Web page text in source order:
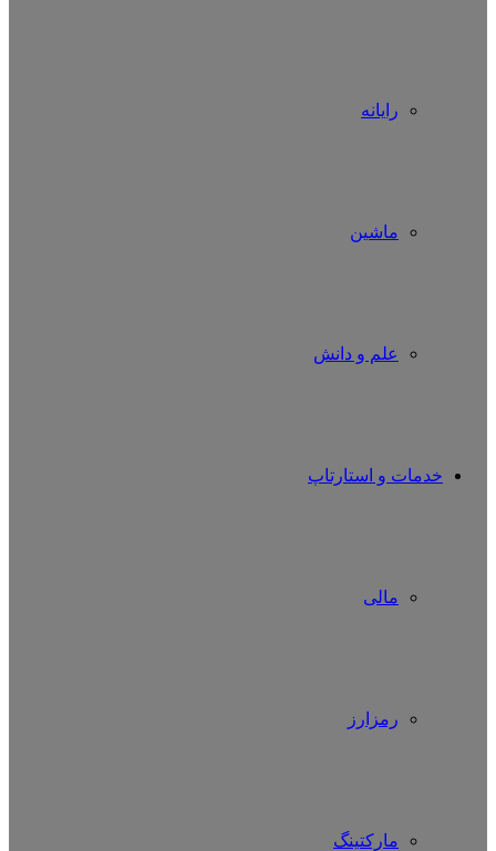
رایانه
ماشین
علم و دانش
خدمات و استارتاپ
مالی
رمزارز
مارکتینگ